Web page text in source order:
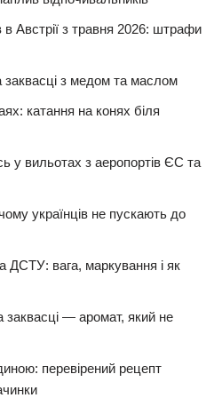
Австрії з травня 2026: штрафи
заквасці з медом та маслом
катання на конях біля
у вильотах з аеропортів ЄС та
українців не пускають до
ДСТУ: вага, маркування і як
— аромат, який не
перевірений рецепт